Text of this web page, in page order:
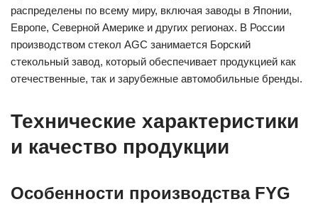
распределены по всему миру, включая заводы в Японии,
Европе, Северной Америке и других регионах. В России
производством стекол AGC занимается Борский
стекольный завод, который обеспечивает продукцией как
отечественные, так и зарубежные автомобильные бренды.
Технические характеристики
и качество продукции
Особенности производства FYG